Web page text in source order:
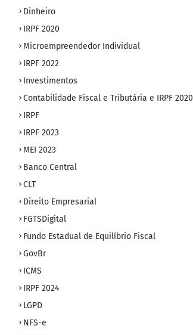
Dinheiro
IRPF 2020
Microempreendedor Individual
IRPF 2022
Investimentos
Contabilidade Fiscal e Tributária e IRPF 2020
IRPF
IRPF 2023
MEI 2023
Banco Central
CLT
Direito Empresarial
FGTSDigital
Fundo Estadual de Equilíbrio Fiscal
GovBr
ICMS
IRPF 2024
LGPD
NFS-e